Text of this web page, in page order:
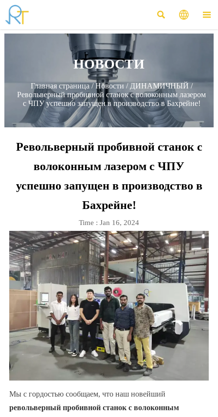
  
НОВОСТИ
Главная страница /Новости / ДИНАМИЧНЫЙ /
Револьверный пробивной станок с волоконным лазером
с ЧПУ успешно запущен в производство в Бахрейне!
Револьверный пробивной станок с
волоконным лазером с ЧПУ
успешно запущен в производство в
Бахрейне!
Time : Jan 16, 2024
Мы с гордостью сообщаем, что наш новейший
револьверный пробивной станок с волоконным